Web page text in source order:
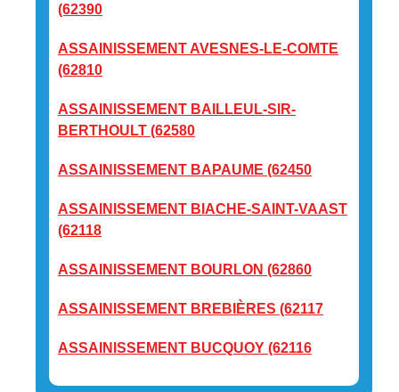
(62390
ASSAINISSEMENT AVESNES-LE-COMTE
(62810
ASSAINISSEMENT BAILLEUL-SIR-
BERTHOULT (62580
ASSAINISSEMENT BAPAUME (62450
ASSAINISSEMENT BIACHE-SAINT-VAAST
(62118
ASSAINISSEMENT BOURLON (62860
ASSAINISSEMENT BREBIÈRES (62117
ASSAINISSEMENT BUCQUOY (62116